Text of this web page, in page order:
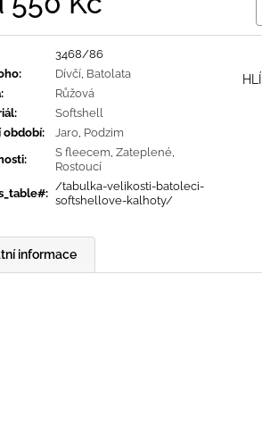
3468/86
: Dívčí Batolata
:
Růžová
:
Softshell
období: Jaro Podzim
:
S fleecem Zateplené
Rostoucí
:
/tabulka-velikosti-batoleci-
softshellove-kalhoty/
informace